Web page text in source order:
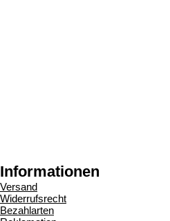
Informationen
Versand
Widerrufsrecht
Bezahlarten